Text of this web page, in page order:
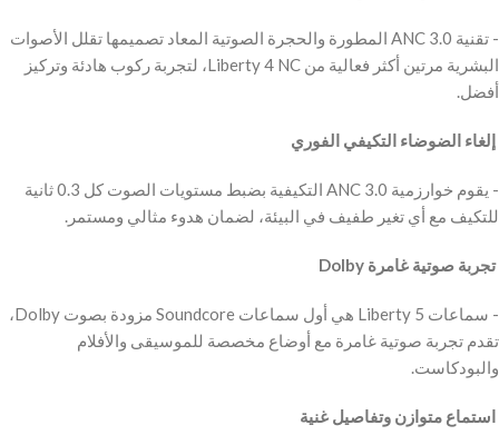
‫- تقنية ANC 3.0 المطورة والحجرة الصوتية المعاد تصميمها تقلل الأصوات
البشرية مرتين أكثر فعالية من Liberty 4 NC، لتجربة ركوب هادئة وتركيز
أفضل.
‫ إلغاء الضوضاء التكيفي الفوري
‫- يقوم خوارزمية ANC 3.0 التكيفية بضبط مستويات الصوت كل 0.3 ثانية
للتكيف مع أي تغير طفيف في البيئة، لضمان هدوء مثالي ومستمر.
‫ تجربة صوتية غامرة Dolby
‫- سماعات Liberty 5 هي أول سماعات Soundcore مزودة بصوت Dolby،
تقدم تجربة صوتية غامرة مع أوضاع مخصصة للموسيقى والأفلام
والبودكاست.
‫ استماع متوازن وتفاصيل غنية